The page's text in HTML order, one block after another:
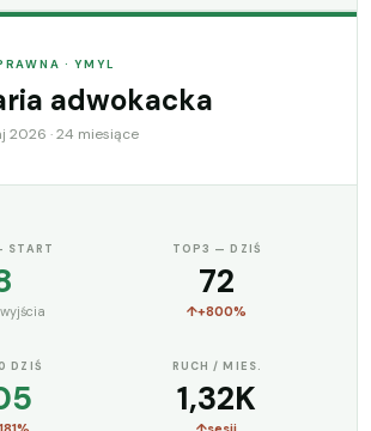
· YMYL
adwokacka
2026 · 24 miesiące
START TOP3 — DZIŚ
72
+800%
DZIŚ RUCH / MIES.
1,32K